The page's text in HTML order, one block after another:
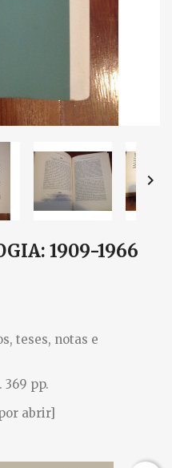

1909-1966
teses, notas e
369 pp.
abrir]